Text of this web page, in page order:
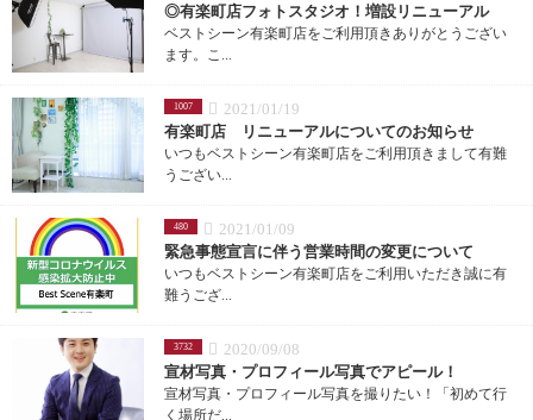
◎有楽町店フォトスタジオ！増設リニューアル
ベストシーン有楽町店をご利用頂きありがとうござい
ます。こ...
1007
2021/01/19
有楽町店 リニューアルについてのお知らせ
いつもベストシーン有楽町店をご利用頂きまして有難
うござい...
480
2021/01/09
緊急事態宣言に伴う営業時間の変更について
いつもベストシーン有楽町店をご利用いただき誠に有
難うござ...
3732
2020/09/08
宣材写真・プロフィール写真でアピール！
宣材写真・プロフィール写真を撮りたい！「初めて行
く場所だ...